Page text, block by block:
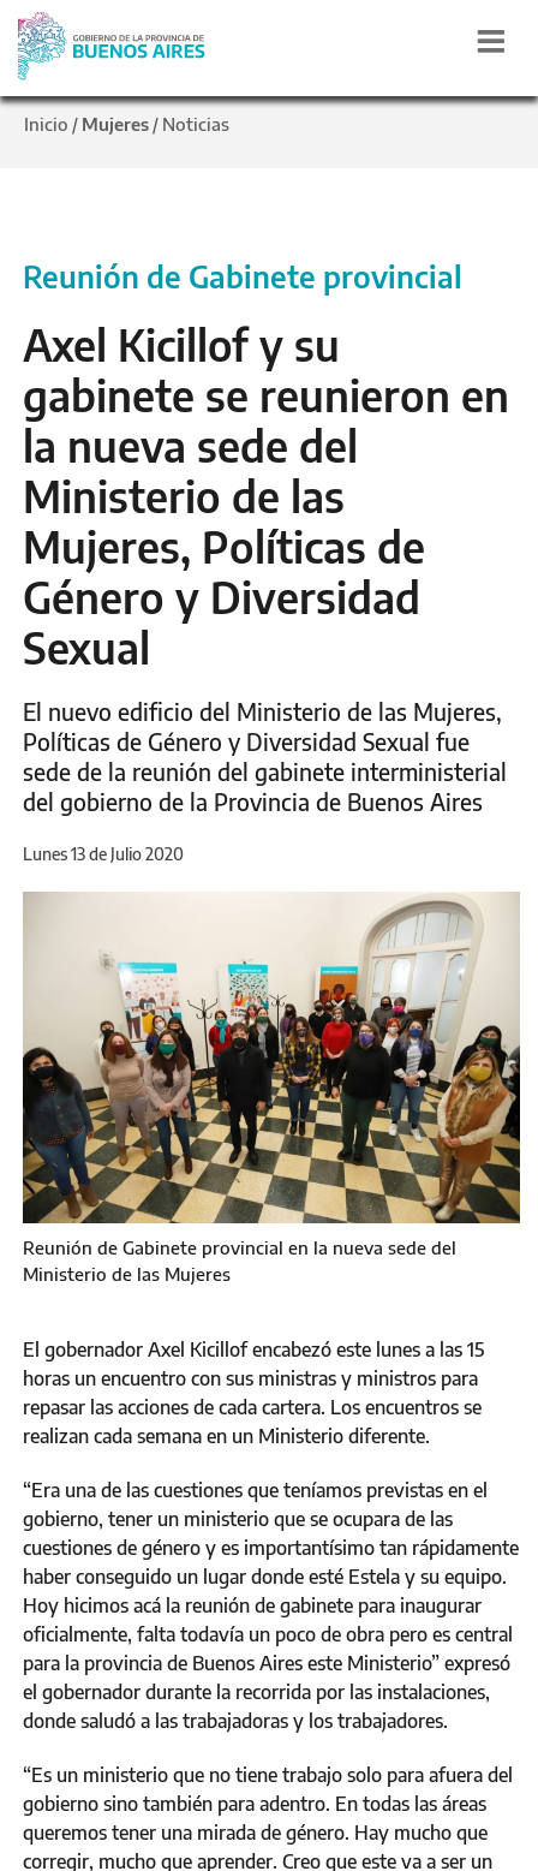
Inicio / Mujeres / Noticias
Reunión de Gabinete provincial
Axel Kicillof y su
gabinete se reunieron en
la nueva sede del
Ministerio de las
Mujeres, Políticas de
Género y Diversidad
Sexual
El nuevo edificio del Ministerio de las Mujeres,
Políticas de Género y Diversidad Sexual fue
sede de la reunión del gabinete interministerial
del gobierno de la Provincia de Buenos Aires
Lunes 13 de Julio 2020
Reunión de Gabinete provincial en la nueva sede del
Ministerio de las Mujeres
El gobernador Axel Kicillof encabezó este lunes a las 15
horas un encuentro con sus ministras y ministros para
repasar las acciones de cada cartera. Los encuentros se
realizan cada semana en un Ministerio diferente.
“Era una de las cuestiones que teníamos previstas en el
gobierno, tener un ministerio que se ocupara de las
cuestiones de género y es importantísimo tan rápidamente
haber conseguido un lugar donde esté Estela y su equipo.
Hoy hicimos acá la reunión de gabinete para inaugurar
oficialmente, falta todavía un poco de obra pero es central
para la provincia de Buenos Aires este Ministerio” expresó
el gobernador durante la recorrida por las instalaciones,
donde saludó a las trabajadoras y los trabajadores.
“Es un ministerio que no tiene trabajo solo para afuera del
gobierno sino también para adentro. En todas las áreas
queremos tener una mirada de género. Hay mucho que
corregir, mucho que aprender. Creo que este va a ser un